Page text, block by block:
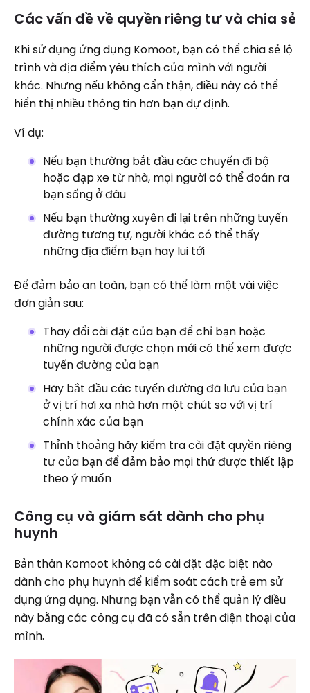
Các vấn đề về quyền riêng tư và chia sẻ
Khi sử dụng ứng dụng Komoot, bạn có thể chia sẻ lộ
trình và địa điểm yêu thích của mình với người
khác. Nhưng nếu không cẩn thận, điều này có thể
hiển thị nhiều thông tin hơn bạn dự định.
Ví dụ:
Nếu bạn thường bắt đầu các chuyến đi bộ
hoặc đạp xe từ nhà, mọi người có thể đoán ra
bạn sống ở đâu
Nếu bạn thường xuyên đi lại trên những tuyến
đường tương tự, người khác có thể thấy
những địa điểm bạn hay lui tới
Để đảm bảo an toàn, bạn có thể làm một vài việc
đơn giản sau:
Thay đổi cài đặt của bạn để chỉ bạn hoặc
những người được chọn mới có thể xem được
tuyến đường của bạn
Hãy bắt đầu các tuyến đường đã lưu của bạn
ở vị trí hơi xa nhà hơn một chút so với vị trí
chính xác của bạn
Thỉnh thoảng hãy kiểm tra cài đặt quyền riêng
tư của bạn để đảm bảo mọi thứ được thiết lập
theo ý muốn
Công cụ và giám sát dành cho phụ
huynh
Bản thân Komoot không có cài đặt đặc biệt nào
dành cho phụ huynh để kiểm soát cách trẻ em sử
dụng ứng dụng. Nhưng bạn vẫn có thể quản lý điều
này bằng các công cụ đã có sẵn trên điện thoại của
mình.